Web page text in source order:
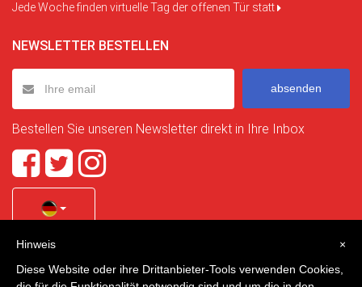
Jede Woche finden virtuelle Tag der offenen Tür statt
NEWSLETTER BESTELLEN
absenden
Bestellen Sie unseren Newsletter direkt in Ihre Inbox
Quality Homes Costa Calida is a registered trademark of
La Manga Holiday Home SL duly registered with CIF / tax
×
Hinweis
Diese Website oder ihre Drittanbieter-Tools verwenden Cookies,